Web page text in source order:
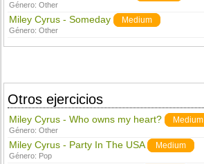
Género:Other
Miley Cyrus - Someday Medium
Género:Other
Otros ejercicios
Miley Cyrus - Who owns my heart? Medium
Género:Other
Miley Cyrus - Party In The USA Medium
Género: Pop